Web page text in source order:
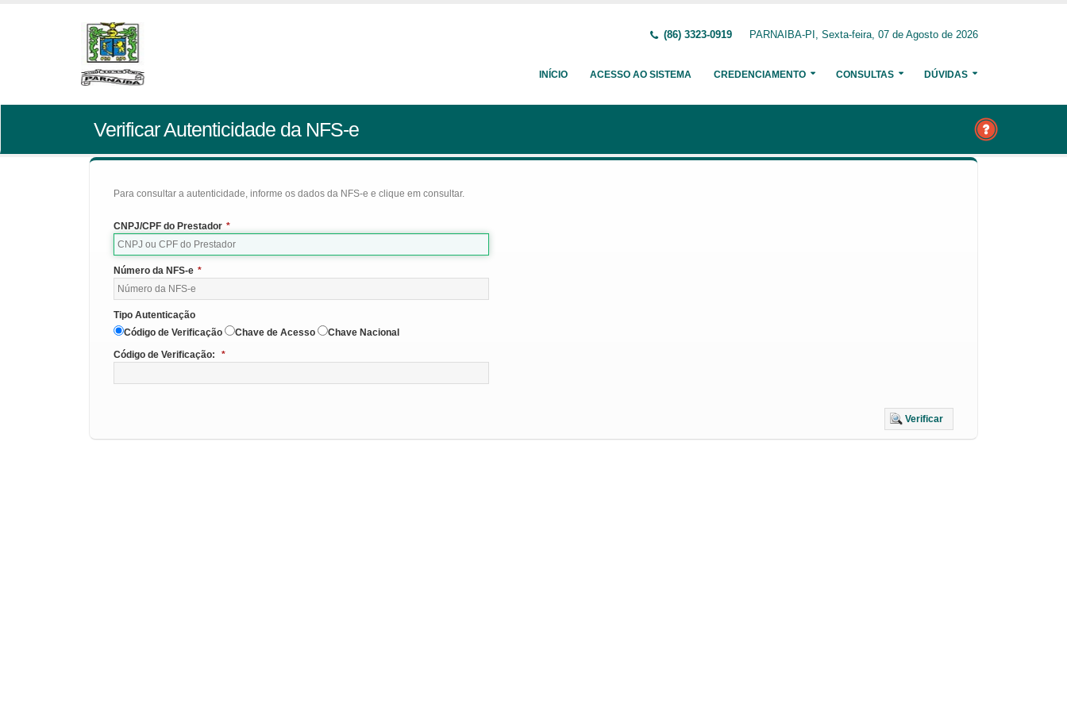
(86) 3323-0919 PARNAIBA-PI, Sexta-feira, 07 de Agosto de 2026
INÍCIO ACESSO AO SISTEMA CREDENCIAMENTO CONSULTAS DÚVIDAS
Verificar Autenticidade da NFS-e
Para consultar a autenticidade, informe os dados da NFS-e e clique em consultar.
CNPJ/CPF do Prestador *
Número da NFS-e *
Tipo Autenticação
Código de Verificação
Chave de Acesso
Chave Nacional
Código de Verificação:
*
Verificar